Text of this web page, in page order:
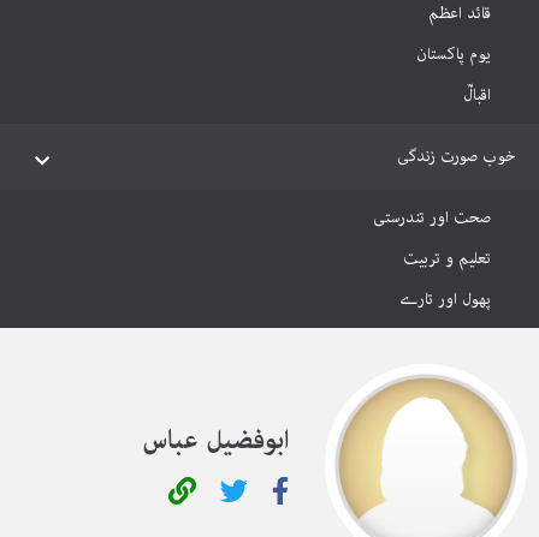
قائد اعظم
یوم پاکستان
اقبالؒ
خوب صورت زندگی
صحت اور تندرستی
تعلیم و تربیت
پھول اور تارے
ابوفضیل عباس